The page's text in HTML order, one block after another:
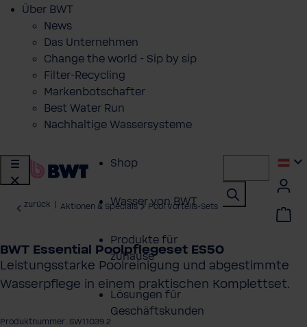
Über BWT
News
Das Unternehmen
Change the world - Sip by sip
Filter-Recycling
Markenbotschafter
Best Water Run
Nachhaltige Wassersysteme
Shop
Wasser von BWT
Produkte für
zuhause
Lösungen für
Geschäftskunden
zurück Aktionen & Specials Pool Vorteils-Sets
BWT Essential Poolpflegeset ES50
Leistungsstarke Poolreinigung und abgestimmte
Wasserpflege in einem praktischen Komplettset.
Produktnummer: SW11039.2